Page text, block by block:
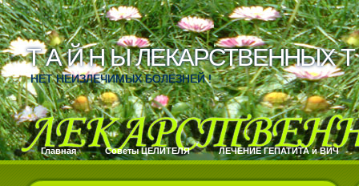
Т А Й Н Ы ЛЕКАРСТВЕННЫХ Т
Т А Й Н Ы ЛЕКАРСТВЕННЫХ Т
НЕТ НЕИЗЛЕЧИМЫХ БОЛЕЗНЕЙ !
Главная Cоветы ЦЕЛИТЕЛЯ ЛЕЧЕНИЕ ГЕПАТИТА и ВИЧ